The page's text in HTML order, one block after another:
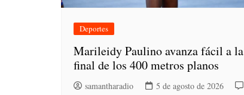
Deportes
Marileidy Paulino avanza fácil a la
final de los 400 metros planos
samantharadio 5 de agosto de 2026